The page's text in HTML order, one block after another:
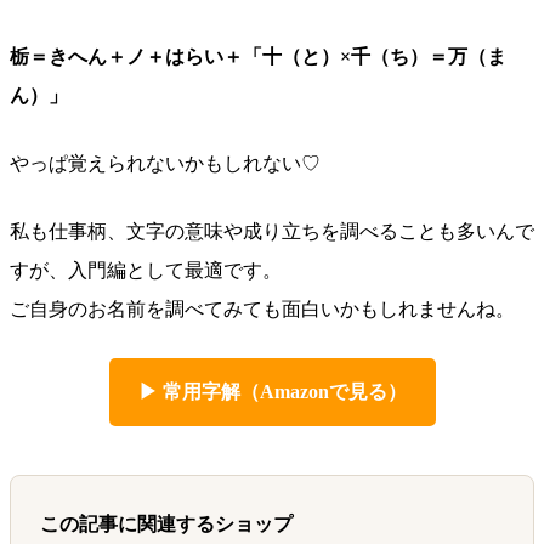
栃＝きへん＋ノ＋はらい＋「十（と）×千（ち）＝万（ま
ん）」
やっぱ覚えられないかもしれない♡
私も仕事柄、文字の意味や成り立ちを調べることも多いんで
すが、入門編として最適です。
ご自身のお名前を調べてみても面白いかもしれませんね。
▶ 常用字解（Amazonで見る）
この記事に関連するショップ